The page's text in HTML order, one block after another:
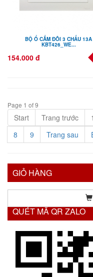
BỘ Ổ CẮM ĐÔI 3 CHẤU 13A
KBT426_WE...
154.000 đ
Page 1 of 9
Start Trang trước 1
8
9 Trang sau
GIỎ HÀNG
QUÉT MÃ QR ZALO